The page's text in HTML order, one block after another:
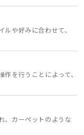
や好みに合わせて、
を行うことによって、
、カーペットのような